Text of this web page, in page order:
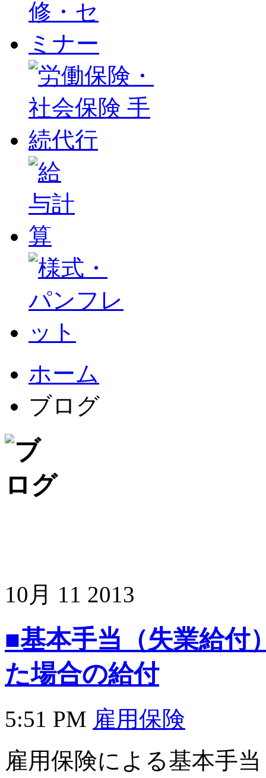
ホーム
ブログ
10月 11 2013
■基本手当（失業給付
た場合の給付
5:51 PM 雇用保険
雇用保険による基本手